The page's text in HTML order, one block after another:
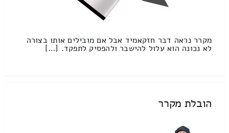
מקרר נראה דבר חזקאמיד אבל אם מובילים אותו בצורה
לא נכונה הוא עלול להישבר ולהפסיק לתפקד. […]
הובלת מקרר